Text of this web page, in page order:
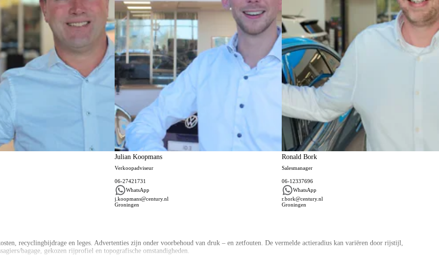
Julian Koopmans
Verkoopadviseur
06-27421731
WhatsApp
j.koopmans@century.nl
Groningen
Ronald Bork
Salesmanager
06-12337696
WhatsApp
r.bork@century.nl
Groningen
recyclingbijdrage en leges. Advertenties zijn onder voorbehoud van druk – en zetfouten. De vermelde actieradius kan variëren door rijstijl,
bagage, gekozen rijprofiel en topografische omstandigheden.
Lease contract af, dan kopen wij uw huidige auto in en keren het bedrag aan u uit. Vraag nu vrijblijvend uw Private Lease offerte aan voor